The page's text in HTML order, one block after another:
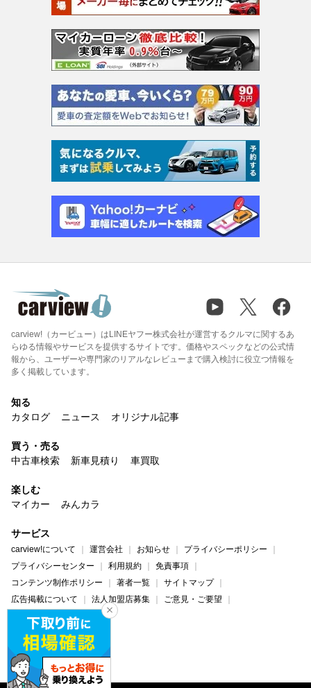
carview!（カービュー）はLINEヤフー株式会社が運営するクルマに関するあ
らゆる情報やサービスを提供するサイトです。価格やスペックなどの公式情
報から、ユーザーや専門家のリアルなレビューまで購入検討に役立つ情報を
多く掲載しています。
知る
カタログ
ニュース オリジナル記事
買う・売る
中古車検索
新車見積り 車買取
楽しむ
マイカー
みんカラ
サービス
carview!について 運営会社 お知らせ
プライバシーポリシー
プライバシーセンター
利用規約
免責事項
コンテンツ制作ポリシー
著者一覧
サイトマップ
広告掲載について
法人加盟店募集
ご意見・ご要望
ヘルプ・お問い合わせ
carview! Yahoo! JAPAN